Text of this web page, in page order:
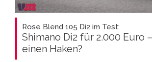
Rose Blend 105 Di2 im Test:
Shimano Di2 für 2.000 Euro
einen Haken?